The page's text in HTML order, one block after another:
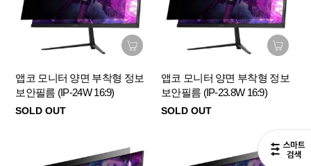
앱코 모니터 양면 부착형 정보
보안필름 (IP-24W 16:9)
SOLD OUT
앱코 모니터 양면 부착형 정보
보안필름 (IP-23.8W 16:9)
SOLD OUT